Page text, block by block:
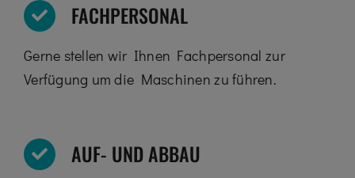
FACHPERSONAL
Gerne stellen wir Ihnen Fachpersonal zur
Verfügung um die Maschinen zu führen.
AUF- UND ABBAU